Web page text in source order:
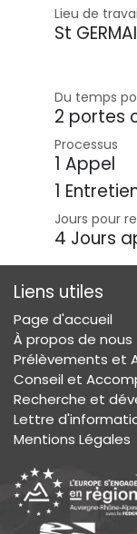
Lieu de
St
Du temps
2 portes
Processus
1 Appel
1
Jours pour
4 Jours
Liens utiles
Page d'accueil
À propos de nous
Prélèvements et
Conseil et
Recherche et
Lettre
Mentions Légales